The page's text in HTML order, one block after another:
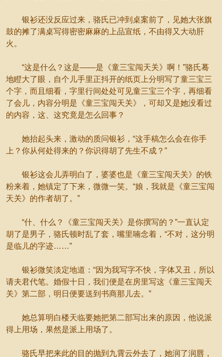
银衫还没反应过来，骆氏已冲到桌案前了，见她大张旗
鼓的摊了满桌写得密密麻麻的上品宣纸，不由得又大动肝
火。
“这是什么？这是——是《童三宝闯天关》啊！”骆氏蓦
地瞪大了眼，自个儿手里正抖开的纸页上分明写了童三宝三
个字，而且细看，字里行间处处可见童三宝三个字，再细看
了会儿，内容分明是《童三宝闯天关》，可却又是她没看过
的内容，这、这究竟是怎么回事？
她抬起头来，激动的质问银衫，“这手稿怎么会在你手
上？你从何处得来的？你识得胡了先生不成？”
银衫这会儿弄明白了，婆婆也是《童三宝闯天关》的铁
粉来着，她镇定了下来，微微一笑。“娘，我就是《童三宝闯
天关》的作者胡了。”
“什、什么？《童三宝闯天关》是你撰写的？”一直认定
胡了是男子，骆氏顿时乱了套，嘴里喃念着，“不对，这分明
是临儿的字迹……”
银衫微笑淡定地道：“因为我写字不快，字体又丑，所以
请夫君代笔。婚假十日，我们便是在房里写这《童三宝闯天
关》第二部，明日便要送到书商那儿去。”
她总算明白楼天临要她把第二部写出来的原因，他说派
得上用场，果然是派上用场了。
骆氏早把来此的目的抛到九霄云外去了，她润了润唇，